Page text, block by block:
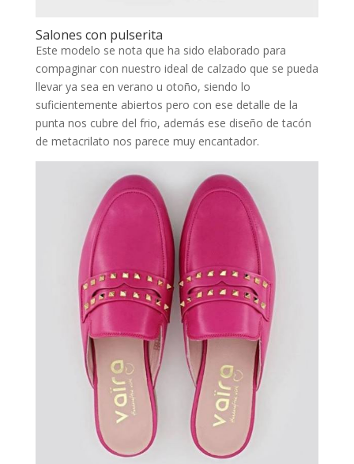
Salones con pulserita
Este modelo se nota que ha sido elaborado para
compaginar con nuestro ideal de calzado que se pueda
llevar ya sea en verano u otoño, siendo lo
suficientemente abiertos pero con ese detalle de la
punta nos cubre del frio, además ese diseño de tacón
de metacrilato nos parece muy encantador.